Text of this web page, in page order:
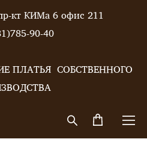
кт КИМа 6 офис 211
90-40
ПЛАТЬЯ СОБСТВЕННОГО